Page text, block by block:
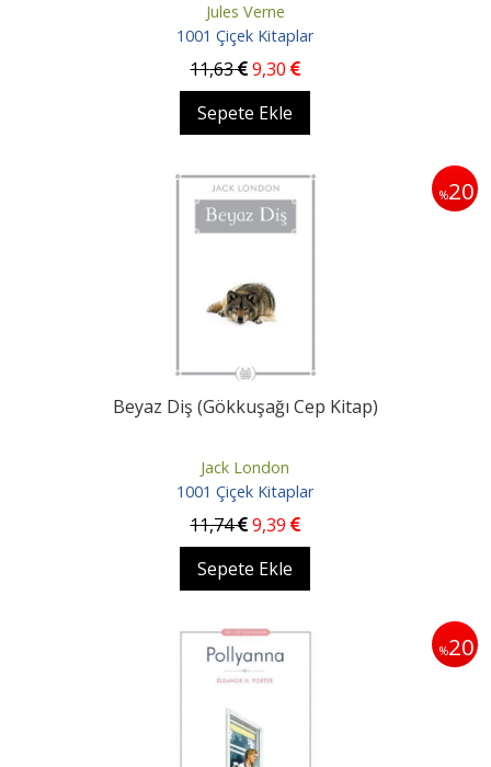
Jules Verne
1001 Çiçek Kitaplar
11,63 9,30
Sepete Ekle
%20
Beyaz Diş (Gökkuşağı Cep Kitap)
Jack London
1001 Çiçek Kitaplar
11,74 9,39
Sepete Ekle
%20